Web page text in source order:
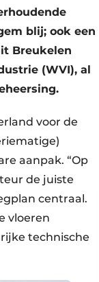
blij; ook een
Breukelen
(WVI), al
voor de
aanpak. “Op
de juiste
centraal.
vloeren
technische